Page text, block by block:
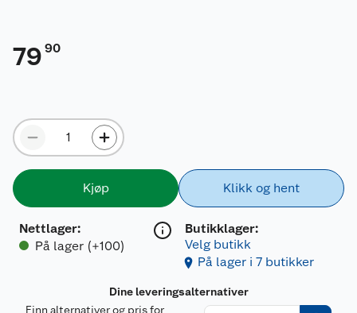
79 90
Kjøp
Nettlager:
På lager (+100)
Klikk og hent
Butikklager:
Velg butikk
På lager i 7 butikker
Dine leveringsalternativer
Finn alternativer og pris for